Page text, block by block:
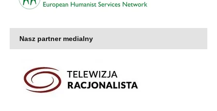
Nasz partner medialny